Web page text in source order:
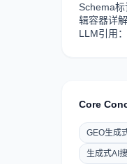
Schema
辑容器详解
LLM引用
Core
GEO生成
生成式AI